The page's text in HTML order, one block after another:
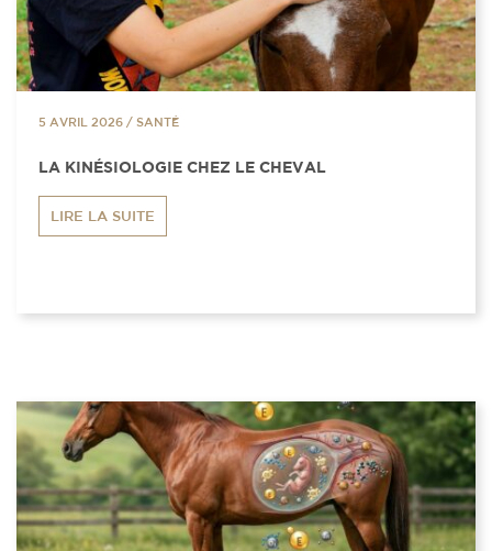
5 AVRIL 2026 / SANTÉ
LA KINÉSIOLOGIE CHEZ LE CHEVAL
LIRE LA SUITE